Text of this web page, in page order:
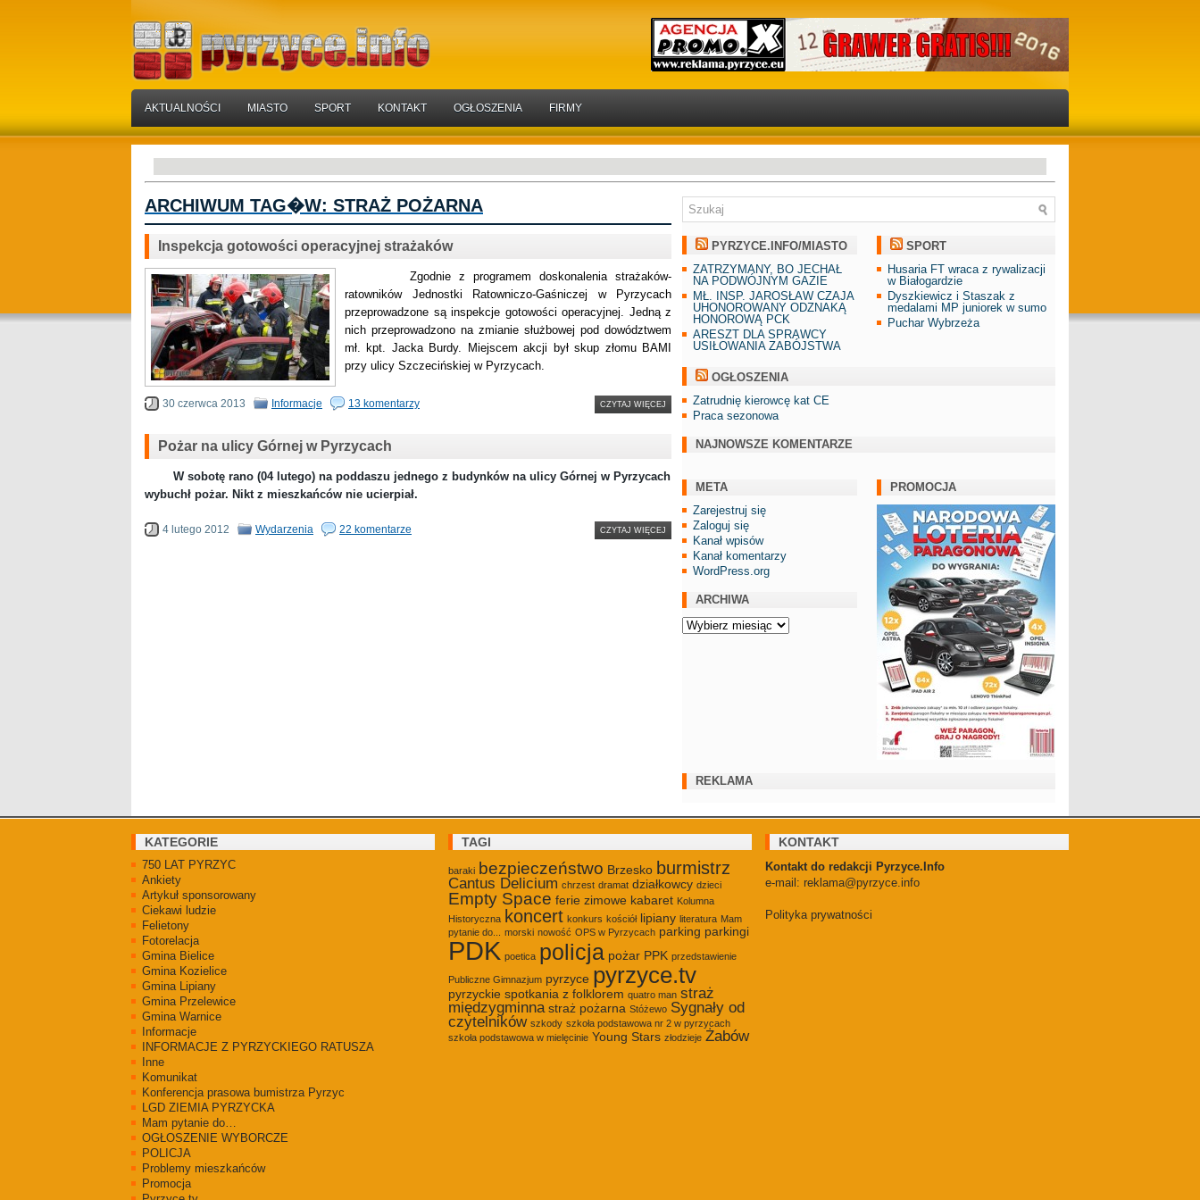
AKTUALNOŚCI MIASTO SPORT KONTAKT OGŁOSZENIA FIRMY
ARCHIWUM TAG�W: STRAŻ POŻARNA
Inspekcja gotowości operacyjnej strażaków
Zgodnie z programem doskonalenia strażaków-
ratowników Jednostki Ratowniczo-Gaśniczej w Pyrzycach
przeprowadzone są inspekcje gotowości operacyjnej. Jedną z
nich przeprowadzono na zmianie służbowej pod dowództwem
mł. kpt. Jacka Burdy. Miejscem akcji był skup złomu BAMI
przy ulicy Szczecińskiej w Pyrzycach.
30 czerwca 2013 Informacje 13 komentarzy CZYTAJ WIĘCEJ
Pożar na ulicy Górnej w Pyrzycach
W sobotę rano (04 lutego) na poddaszu jednego z budynków na ulicy Górnej w Pyrzycach
wybuchł pożar. Nikt z mieszkańców nie ucierpiał.
4 lutego 2012 Wydarzenia 22 komentarze CZYTAJ WIĘCEJ
PYRZYCE.INFO/MIASTO
ZATRZYMANY, BO JECHAŁ
NA PODWÓJNYM GAZIE
MŁ. INSP. JAROSŁAW CZAJA
UHONOROWANY ODZNAKĄ
HONOROWĄ PCK
ARESZT DLA SPRAWCY
USIŁOWANIA ZABÓJSTWA
SPORT
Husaria FT wraca z rywalizacji
w Białogardzie
Dyszkiewicz i Staszak z
medalami MP juniorek w sumo
Puchar Wybrzeża
OGŁOSZENIA
Zatrudnię kierowcę kat CE
Praca sezonowa
NAJNOWSZE KOMENTARZE
META
Zarejestruj się
Zaloguj się
Kanał wpisów
Kanał komentarzy
WordPress.org
ARCHIWA
Archiwa
PROMOCJA
REKLAMA
KATEGORIE
750 LAT PYRZYC
Ankiety
Artykuł sponsorowany
Ciekawi ludzie
Felietony
Fotorelacja
Gmina Bielice
Gmina Kozielice
Gmina Lipiany
Gmina Przelewice
Gmina Warnice
Informacje
INFORMACJE Z PYRZYCKIEGO RATUSZA
Inne
Komunikat
Konferencja prasowa bumistrza Pyrzyc
LGD ZIEMIA PYRZYCKA
Mam pytanie do…
OGŁOSZENIE WYBORCZE
POLICJA
Problemy mieszkańców
Promocja
TAGI
baraki bezpieczeństwo Brzesko burmistrz
Cantus Delicium chrzest dramat działkowcy dzieci
Empty Space ferie zimowe kabaret Kolumna
Historyczna koncert konkurs kościół lipiany literatura Mam
pytanie do...
morski nowość OPS w Pyrzycach parking parkingi
PDK poetica policja pożar PPK przedstawienie
Publiczne Gimnazjum pyrzyce pyrzyce.tv
pyrzyckie spotkania z folklorem quatro man straż
międzygminna straż pożarna Stóżewo Sygnały od
czytelników szkody szkoła podstawowa nr 2 w pyrzycach
szkoła podstawowa w mielęcinie Young Stars złodzieje Żabów
KONTAKT
Kontakt do redakcji Pyrzyce.Info
e-mail: reklama@pyrzyce.info
Polityka prywatności